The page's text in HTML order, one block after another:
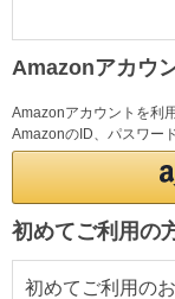
Amazonアカウ
Amazonアカウントを利
AmazonのID、パスワー
初めてご利用の
初めてご利用の